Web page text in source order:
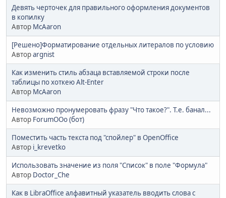
Девять черточек для правильного оформления документов
в копилку
Автор McAaron
[Решено]Форматирование отдельных литералов по условию
Авторargnist
Как изменить стиль абзаца вставляемой строки после
таблицы по хоткею Alt-Enter
Автор McAaron
Невозможно пронумеровать фразу "Что такое?". Т.е. банал...
Автор ForumOOo (бот)
Поместить часть текста под "спойлер" в OpenOffice
Автор i_krevetko
Использовать значение из поля "Список" в поле "Формула"
Автор Doctor_Che
Как в LibraOffice алфавитный указатель вводить слова с